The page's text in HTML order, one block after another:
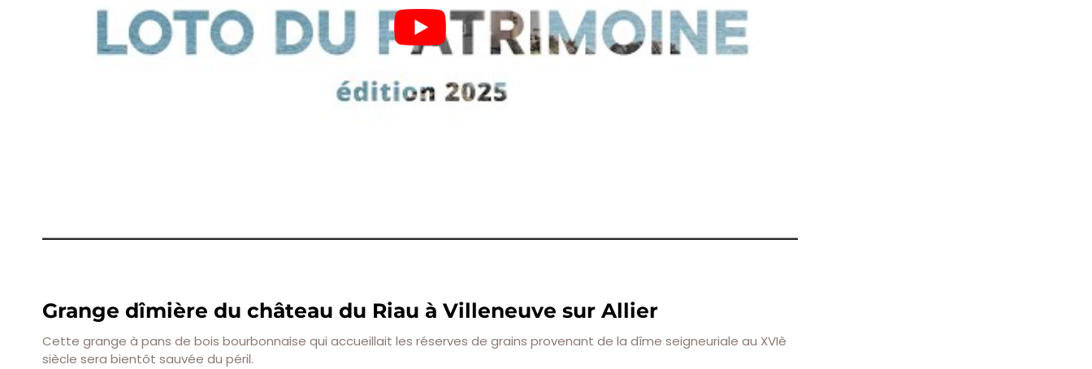
Grange dîmière du château du Riau à Villeneuve sur Allier
Cette grange à pans de bois bourbonnaise qui accueillait les réserves de grains provenant de la dîme seigneuriale au XVIè
siècle sera bientôt sauvée du péril.